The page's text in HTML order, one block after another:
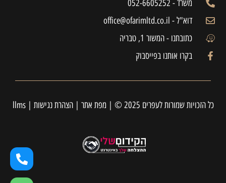
משרד - 052-6605252
דוא"ל - office@ofarimltd.co.il
כתובתנו - המשור 1, טבריה
בקרו אותנו בפייסבוק
כל הזכויות שמורות לעפרים 2025 © | מפת אתר |הצהרת נגישות |
llms